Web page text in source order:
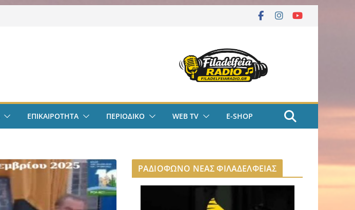
ΕΠΙΚΑΙΡΟΤΗΤΑ ΠΕΡΙΟΔΙΚΟ WEB TV E-SHOP
ΡΑΔΙΟΦΩΝΟ ΝΕΑΣ ΦΙΛΑΔΕΛΦΕΙΑΣ